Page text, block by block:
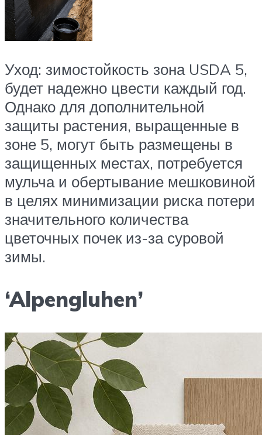
Уход: зимостойкость зона USDA 5,
будет надежно цвести каждый год.
Однако для дополнительной
защиты растения, выращенные в
зоне 5, могут быть размещены в
защищенных местах, потребуется
мульча и обертывание мешковиной
в целях минимизации риска потери
значительного количества
цветочных почек из-за суровой
зимы.
‘Alpengluhen’